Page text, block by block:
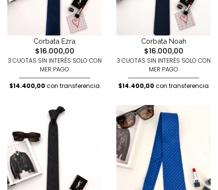
Corbata Ezra
$16.000,00
3 CUOTAS SIN INTERÉS SOLO CON
MER PAGO
$14.400,00 con transferencia
Corbata Noah
$16.000,00
3 CUOTAS SIN INTERÉS SOLO CON
MER PAGO
$14.400,00 con transferencia